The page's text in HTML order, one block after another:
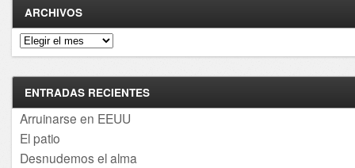
ARCHIVOS
Archivos
ENTRADAS RECIENTES
Arruinarse en EEUU
El patio
Desnudemos el alma